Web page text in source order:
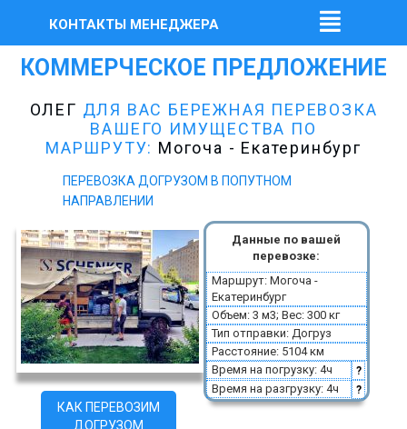
КОНТАКТЫ МЕНЕДЖЕРА
КОММЕРЧЕСКОЕ ПРЕДЛОЖЕНИЕ
ОЛЕГ ДЛЯ ВАС БЕРЕЖНАЯ ПЕРЕВОЗКА
ВАШЕГО ИМУЩЕСТВА ПО
МАРШРУТУ: Могоча - Екатеринбург
КАК ПЕРЕВОЗИМ
ДОГРУЗОМ
Данные по вашей
перевозке:
Маршрут: Могоча -
Екатеринбург
Объем: 3 м3; Вес: 300 кг
Тип отправки: Догруз
Расстояние: 5104 км
Время на погрузку: 4ч
?
Время на разгрузку: 4ч ?
ПЕРЕВОЗКА ДОГРУЗОМ В ПОПУТНОМ
НАПРАВЛЕНИИ